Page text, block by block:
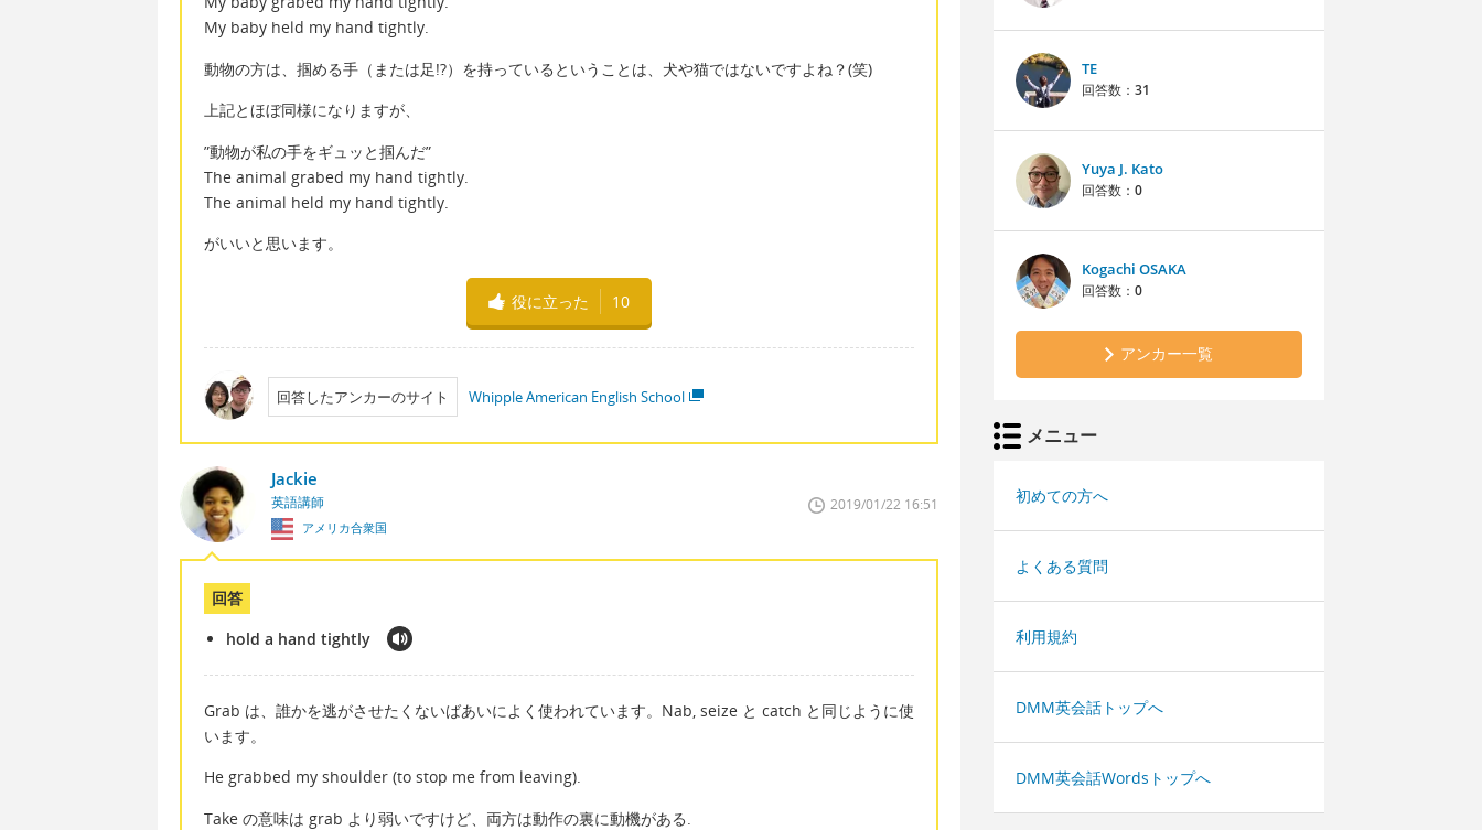
My baby held my hand tightly.
動物の方は、掴める手（または足!?）を持っているということは、犬や猫ではないですよね？(笑)
上記とほぼ同様になりますが、
”動物が私の手をギュッと掴んだ”
The animal grabed my hand tightly.
The animal held my hand tightly.
がいいと思います。
役に立った 10
回答したアンカーのサイト Whipple American English School
Jackie
英語講師
アメリカ合衆国
2019/01/22 16:51
回答
hold a hand tightly
Grab は、誰かを逃がさせたくないばあいによく使われています。Nab, seize と catch と同じように使
います。
He grabbed my shoulder (to stop me from leaving).
Take の意味は grab より弱いですけど、両方は動作の裏に動機がある.
TE
回答数： 31
Yuya J. Kato
回答数： 0
Kogachi OSAKA
回答数： 0
アンカー一覧
メニュー
初めての方へ
よくある質問
利用規約
DMM英会話トップへ
DMM英会話Wordsトップへ